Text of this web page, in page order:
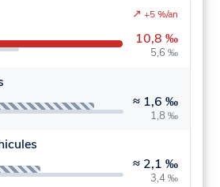
10,8 ‰
5,6 ‰
↗ +5 %/an
≈ 1,6 ‰
1,8 ‰
≈ 2,1 ‰
3,4 ‰